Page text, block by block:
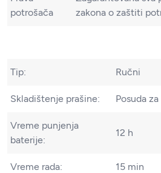
potrošača
zakona o zaštiti
Tip: Ručni
Skladištenje prašine: Posuda
Vreme punjenja
baterije:
12 h
Vreme rada: 15 min